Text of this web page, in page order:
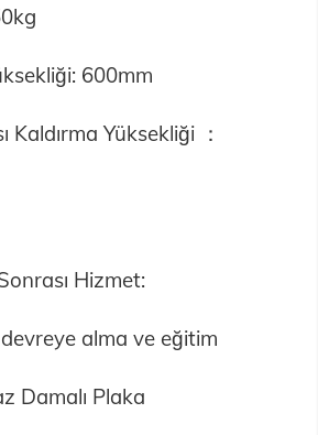
600mm
Kaldırma Yüksekliği ：
Hizmet:
alma ve eğitim
Damalı Plaka